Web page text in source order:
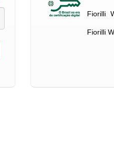
Fiorilli
Fiorilli